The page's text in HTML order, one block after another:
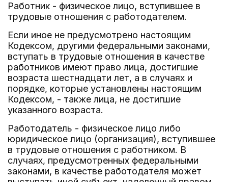
Работник - физическое лицо, вступившее в
трудовые отношения с работодателем.
Если иное не предусмотрено настоящим
Кодексом, другими федеральными законами,
вступать в трудовые отношения в качестве
работников имеют право лица, достигшие
возраста шестнадцати лет, а в случаях и
порядке, которые установлены настоящим
Кодексом, - также лица, не достигшие
указанного возраста.
Работодатель - физическое лицо либо
юридическое лицо (организация), вступившее
в трудовые отношения с работником. В
случаях, предусмотренных федеральными
законами, в качестве работодателя может